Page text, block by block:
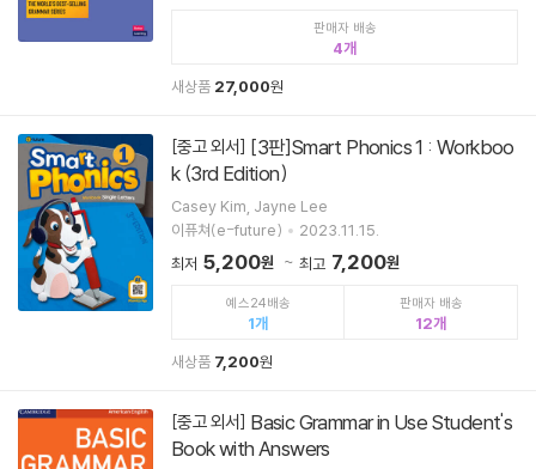
판매자 배송
4
새상품 27,000원
[중고 외서]
k (3rd Edition)
Casey Kim, Jayne Lee
이퓨쳐(e-future)
2023.11.15.
최저 5,200원 최고 7,200원
예스24배송
1
판매자 배송
12
새상품 7,200원
[중고 외서]
Book with Answers